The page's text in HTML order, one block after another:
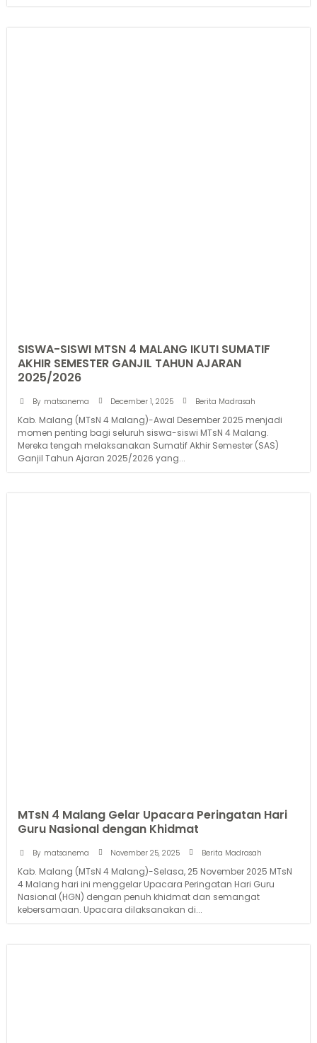
SISWA-SISWI MTSN 4 MALANG IKUTI SUMATIF
AKHIR SEMESTER GANJIL TAHUN AJARAN
2025/2026
By matsanema December 1, 2025 Berita Madrasah
Kab. Malang (MTsN 4 Malang)-Awal Desember 2025 menjadi
momen penting bagi seluruh siswa-siswi MTsN 4 Malang.
Mereka tengah melaksanakan Sumatif Akhir Semester (SAS)
Ganjil Tahun Ajaran 2025/2026 yang...
MTsN 4 Malang Gelar Upacara Peringatan Hari
Guru Nasional dengan Khidmat
By matsanema November 25, 2025 Berita Madrasah
Kab. Malang (MTsN 4 Malang)-Selasa, 25 November 2025 MTsN
4 Malang hari ini menggelar Upacara Peringatan Hari Guru
Nasional (HGN) dengan penuh khidmat dan semangat
kebersamaan. Upacara dilaksanakan di...